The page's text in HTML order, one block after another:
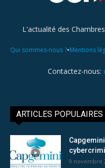
L'actualité des
Qui sommes-nous ?•Mentions
Contactez-nous:
ARTICLES POPULAIRES
9 novembre